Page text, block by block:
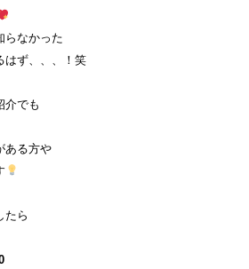
らなかった
はず、、、！笑
介でも
ある方や
たら